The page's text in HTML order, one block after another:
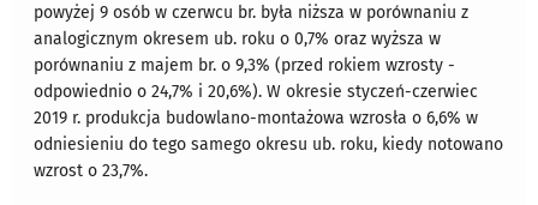
powyżej 9 osób w czerwcu br. była niższa w porównaniu z
analogicznym okresem ub. roku o 0,7% oraz wyższa w
porównaniu z majem br. o 9,3% (przed rokiem wzrosty -
odpowiednio o 24,7% i 20,6%). W okresie styczeń-czerwiec
2019 r. produkcja budowlano-montażowa wzrosła o 6,6% w
odniesieniu do tego samego okresu ub. roku, kiedy notowano
wzrost o 23,7%.